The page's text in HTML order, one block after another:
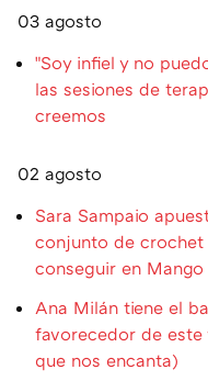
03 agosto
"Soy infiel y no
las sesiones de
creemos
02 agosto
Sara Sampaio
conjunto de crochet
conseguir en Mango
Ana Milán tiene el
favorecedor de
que nos encanta)